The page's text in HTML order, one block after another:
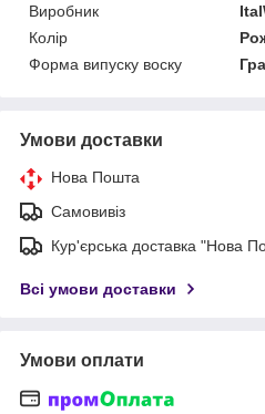
Виробник
Колір
Форма випуску воску
Умови доставки
Нова Пошта
Самовивіз
Кур'єрська доставка "Нова
Всі умови доставки
Умови оплати